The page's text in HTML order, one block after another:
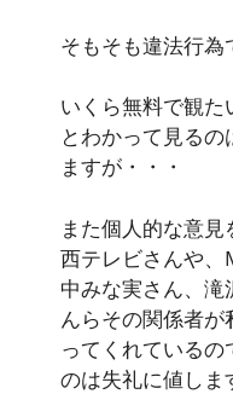
そもそも違法行為
いくら無料で観
とわかって見る
ますが・・・
また個人的な意
西テレビさんや、
中みな実さん、滝
んらその関係者
ってくれている
のは失礼に値しま